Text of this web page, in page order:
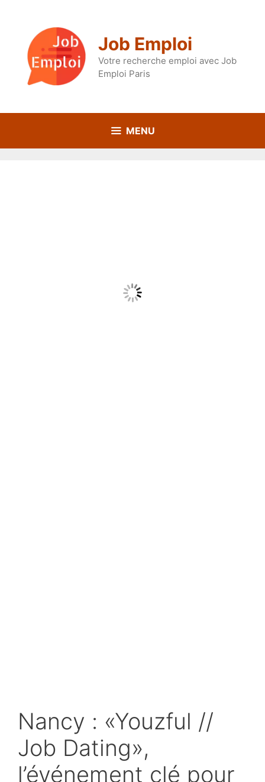
Job Emploi
Votre recherche emploi avec Job
Emploi Paris
MENU
Nancy : «Youzful //
Job Dating»,
l’événement clé pour